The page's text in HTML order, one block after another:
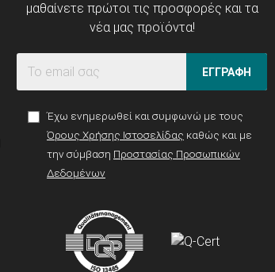
μαθαίνετε πρώτοι τις προσφορές και τα
νέα μας προϊόντα!
ΕΓΓΡΑΦΗ
Έχω ενημερωθεί και συμφωνώ με τους
Όρους Χρήσης Ιστοσελίδας καθώς και με
την σύμβαση Προστασίας Προσωπικών
Δεδομένων